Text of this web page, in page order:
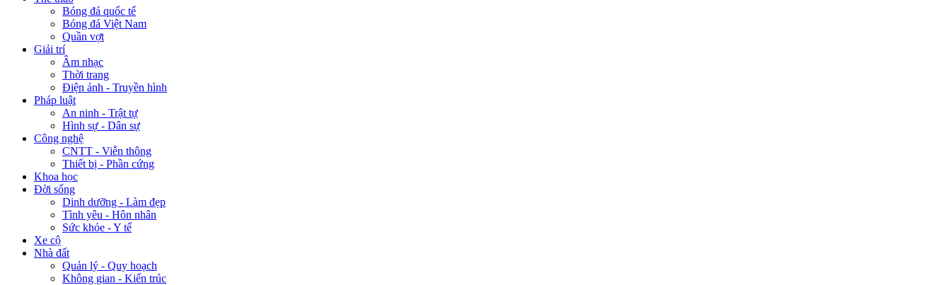
Bóng đá quốc tế
Bóng đá Việt Nam
Quần vợt
Giải trí
Âm nhạc
Thời trang
Điện ảnh - Truyền hình
Pháp luật
An ninh - Trật tự
Hình sự - Dân sự
Công nghệ
CNTT - Viễn thông
Thiết bị - Phần cứng
Khoa học
Đời sống
Dinh dưỡng - Làm đẹp
Tình yêu - Hôn nhân
Sức khỏe - Y tế
Xe cộ
Nhà đất
Quản lý - Quy hoạch
Không gian - Kiến trúc